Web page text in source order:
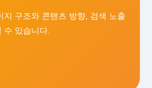
지 구조와 콘텐츠 방향, 검색 노출
수 있습니다.